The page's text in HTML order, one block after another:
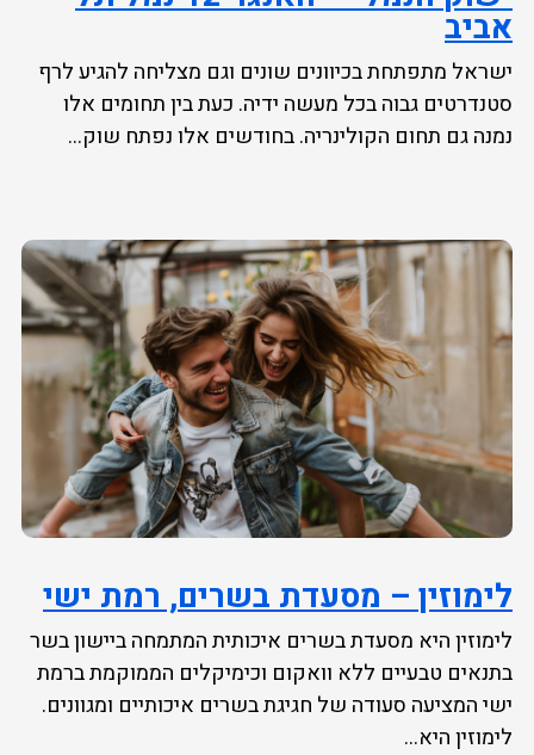
אביב
ישראל מתפתחת בכיוונים שונים וגם מצליחה להגיע לרף
סטנדרטים גבוה בכל מעשה ידיה. כעת בין תחומים אלו
נמנה גם תחום הקולינריה. בחודשים אלו נפתח שוק...
לימוזין – מסעדת בשרים, רמת ישי
לימוזין היא מסעדת בשרים איכותית המתמחה ביישון בשר
בתנאים טבעיים ללא וואקום וכימיקלים הממוקמת ברמת
ישי המציעה סעודה של חגיגת בשרים איכותיים ומגוונים.
לימוזין היא...